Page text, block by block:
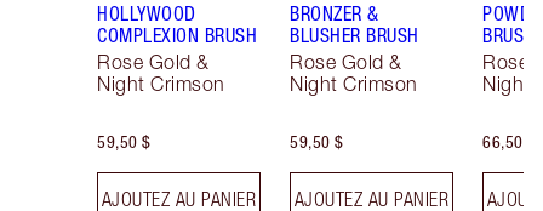
HOLLYWOOD
COMPLEXION BRUSH
Rose Gold &
Night Crimson
59,50 $
AJOUTEZ AU PANIER
BRONZER &
BLUSHER BRUSH
Rose Gold &
Night Crimson
59,50 $
AJOUTEZ AU PANIER
BRUSH
Rose
Night
66,50 $